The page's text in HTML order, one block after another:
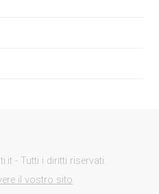
- Tutti i diritti riservati.
il vostro sito